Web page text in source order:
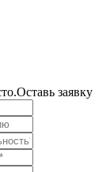
Оставь заявку